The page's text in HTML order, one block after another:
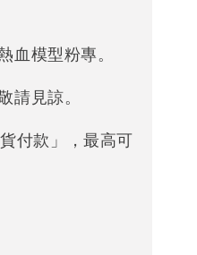
血模型粉專。
請見諒。
付款」，最高可